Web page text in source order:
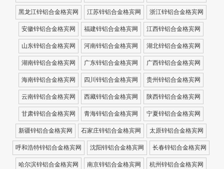
黑龙江锌铝合金格宾网 江苏锌铝合金格宾网 浙江锌铝合金格宾网
安徽锌铝合金格宾网 福建锌铝合金格宾网 江西锌铝合金格宾网
山东锌铝合金格宾网 河南锌铝合金格宾网 湖北锌铝合金格宾网
湖南锌铝合金格宾网 广东锌铝合金格宾网 广西锌铝合金格宾网
海南锌铝合金格宾网 四川锌铝合金格宾网 贵州锌铝合金格宾网
云南锌铝合金格宾网 西藏锌铝合金格宾网 陕西锌铝合金格宾网
甘肃锌铝合金格宾网 青海锌铝合金格宾网 宁夏锌铝合金格宾网
新疆锌铝合金格宾网 石家庄锌铝合金格宾网 太原锌铝合金格宾网
呼和浩特锌铝合金格宾网 沈阳锌铝合金格宾网 长春锌铝合金格宾网
哈尔滨锌铝合金格宾网 南京锌铝合金格宾网 杭州锌铝合金格宾网